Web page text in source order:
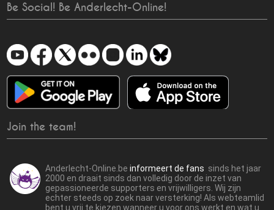
Be Social! Be Anderlecht-Online!
Join the team!
Anderlecht-Online.beinformeert de fans sinds het jaar
2000 en draait sinds dan volledig door de inzet van
gepassioneerde supporters en vrijwilligers. Wij zijn
echter steeds op zoek naar versterking! Als webteamlid
bent u vrij te kiezen wanneer u voor ons werkt en wat u